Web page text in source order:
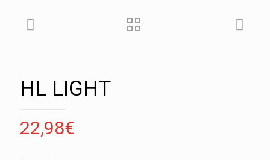
HL LIGHT
22,98€